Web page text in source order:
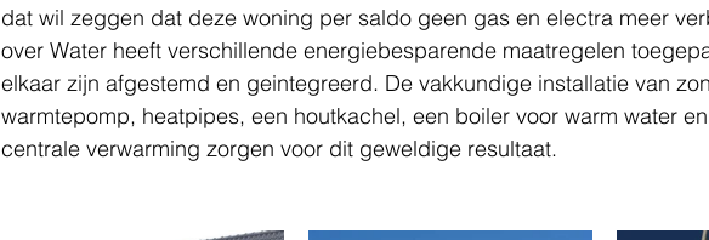
dat wil zeggen dat deze woning per saldo geen gas en electra meer
over Water heeft verschillende energiebesparende maatregelen
elkaar zijn afgestemd en geintegreerd. De vakkundige installatie van
warmtepomp, heatpipes, een houtkachel, een boiler voor warm water
centrale verwarming zorgen voor dit geweldige resultaat.